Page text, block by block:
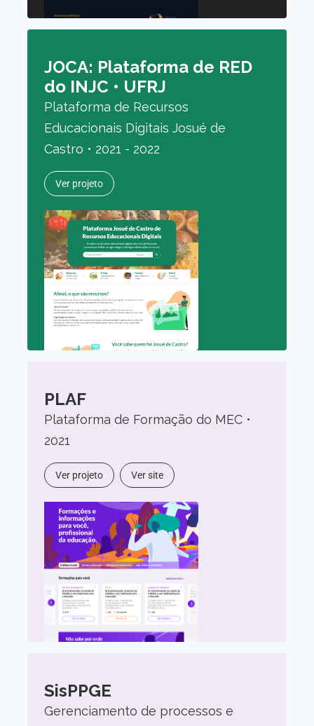
JOCA: Plataforma de RED
do INJC • UFRJ
Plataforma de Recursos
Educacionais Digitais Josué de
Castro • 2021 - 2022
Ver projeto
PLAF
Plataforma de Formação do MEC •
2021
Ver projeto Ver site
SisPPGE
Gerenciamento de processos e